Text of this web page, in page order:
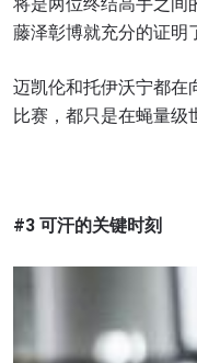
藤泽彰博就充分的证明
迈凯伦和托伊沃宁都在
比赛，都只是在蝇量级
#3 可汗的关键时刻